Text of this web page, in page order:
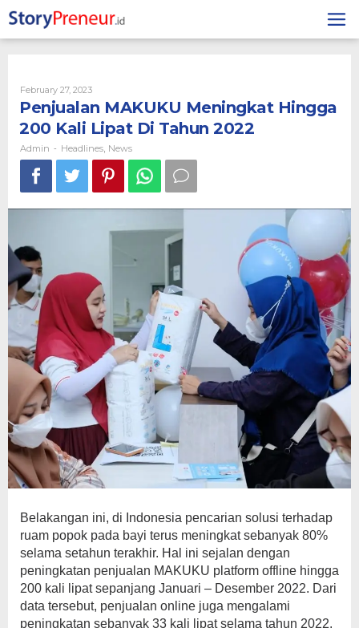
to
content
February 27, 2023By
Admin
Penjualan MAKUKU Meningkat Hingga
200 Kali Lipat Di Tahun 2022
Admin - Headlines News
Belakangan ini, di Indonesia pencarian solusi terhadap
ruam popok pada bayi terus meningkat sebanyak 80%
selama setahun terakhir. Hal ini sejalan dengan
peningkatan penjualan MAKUKU platform offline hingga
200 kali lipat sepanjang Januari – Desember 2022. Dari
data tersebut, penjualan online juga mengalami
peningkatan sebanyak 33 kali lipat selama tahun 2022.